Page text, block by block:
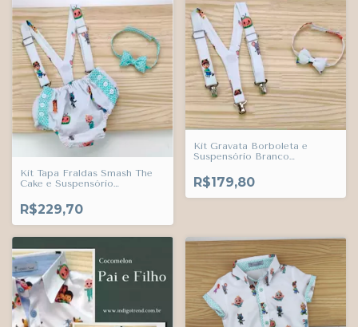
Kit Tapa Fraldas Smash The
Cake e Suspensório
Borboleta Malibu Índigo
Trend
R$229,70
Kit Gravata Borboleta e
Suspensório Branco
Bebê Índigo Trend
R$179,80